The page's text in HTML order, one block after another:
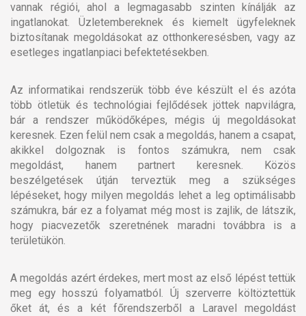
vannak régiói, ahol a legmagasabb szinten kínálják az
ingatlanokat. Üzletembereknek és kiemelt ügyfeleknek
biztosítanak megoldásokat az otthonkeresésben, vagy az
esetleges ingatlanpiaci befektetésekben.
Az informatikai rendszerük több éve készült el és azóta
több ötletük és technológiai fejlődések jöttek napvilágra,
bár a rendszer működőképes, mégis új megoldásokat
keresnek. Ezen felül nem csak a megoldás, hanem a csapat,
akikkel dolgoznak is fontos számukra, nem csak
megoldást, hanem partnert keresnek. Közös
beszélgetések útján terveztük meg a szükséges
lépéseket, hogy milyen megoldás lehet a leg optimálisabb
számukra, bár ez a folyamat még most is zajlik, de látszik,
hogy piacvezetők szeretnének maradni továbbra is a
területükön.
A megoldás azért érdekes, mert most az első lépést tettük
meg egy hosszú folyamatból. Új szerverre költöztettük
őket át, és a két főrendszerből a Laravel megoldást